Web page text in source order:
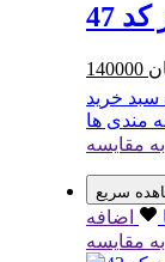
47
140000
سبد خرید
مندی ها
مقایسه
سریع
اضافه
مقایسه